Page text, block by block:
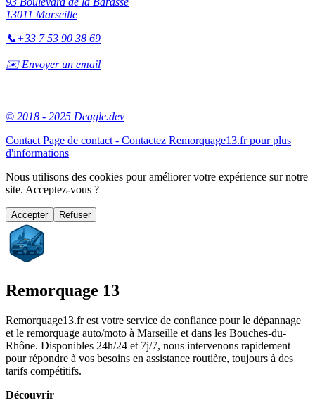
13011 Marseille
📞+33 7 53 90 38 69
✉️ Envoyer un email
© 2018 - 2025 Deagle.dev
Contact Page de contact - Contactez Remorquage13.fr pour plus
d'informations
Nous utilisons des cookies pour améliorer votre expérience sur notre
site. Acceptez-vous ?
Accepter Refuser
Remorquage 13
Remorquage13.fr est votre service de confiance pour le dépannage
et le remorquage auto/moto à Marseille et dans les Bouches-du-
Rhône. Disponibles 24h/24 et 7j/7, nous intervenons rapidement
pour répondre à vos besoins en assistance routière, toujours à des
tarifs compétitifs.
Découvrir